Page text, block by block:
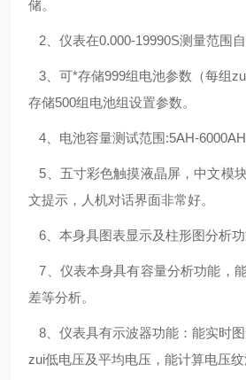
储。
2、仪表在0.000-19990S测量范围自
3、可*存储999组电池参数（每组
存储500组电池组设置参数。
4、电池容量测试范围:5AH-6000AH
5、五寸彩色触摸液晶屏，中文模
文提示，人机对话界面非常好。
6、 本身具图表显示及柱形图分析功
7、仪表本身具有容量分析功能，
差等分析。
8、仪表具有示波器功能：能实时图
zui低电压及平均电压，能计算电压纹